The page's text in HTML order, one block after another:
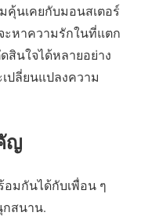
นเคยกับมอนสเตอร์
ะหาความรักในที่แตก
สินใจได้หลายอย่าง
เปลี่ยนแปลงความ
ญ
อมกันได้กับเพื่อน ๆ
กสนาน.